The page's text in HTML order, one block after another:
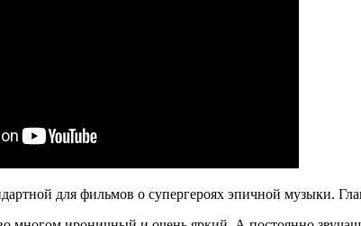
для фильмов о супергероях эпичной музыки.